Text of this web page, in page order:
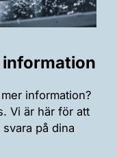
information?
Vi är här för att
på dina